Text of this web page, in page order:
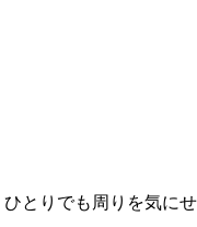
とりでも周りを気に